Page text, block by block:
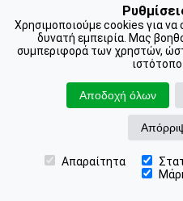
Χρησιμοποιούμε cookies για
δυνατή εμπειρία. Μας
συμπεριφορά των χρηστών,
ιστότοπο
Αποδοχή όλων
Απαραίτητα
📍 Βρείτε μας